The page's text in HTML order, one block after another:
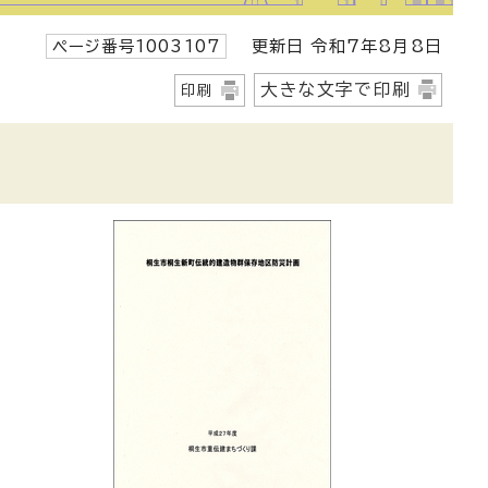
ページ番号1003107 更新日 令和7年8月8日
印刷 大きな文字で印刷